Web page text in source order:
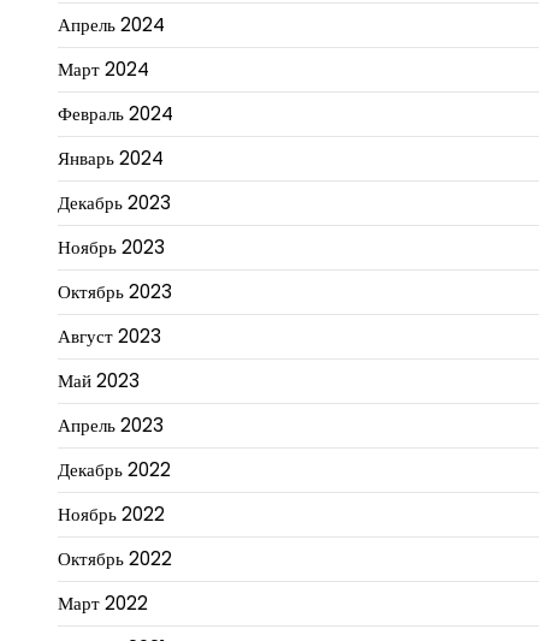
Апрель 2024
Март 2024
Февраль 2024
Январь 2024
Декабрь 2023
Ноябрь 2023
Октябрь 2023
Август 2023
Май 2023
Апрель 2023
Декабрь 2022
Ноябрь 2022
Октябрь 2022
Март 2022